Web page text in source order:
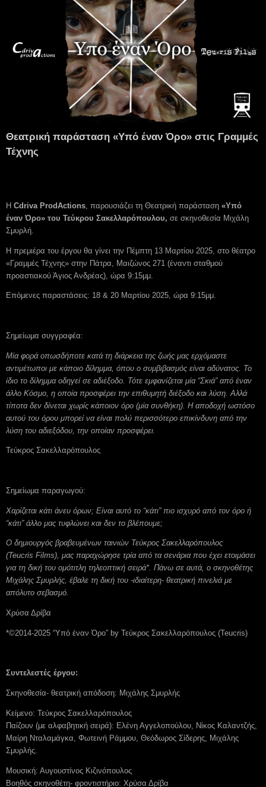
Θεατρική παράσταση «Υπό έναν Όρο» στις Γραμμές
Τέχνης
Η Cdriva ProdActions , παρουσιάζει τη Θεατρική παράσταση «Υπό
έναν Όρο» του Τεύκρου Σακελλαρόπουλου, σε σκηνοθεσία Μιχάλη
Σμυρλή.
Η πρεμιέρα του έργου θα γίνει την Πέμπτη 13 Μαρτίου 2025, στο θέατρο
«Γραμμές Τέχνης» στην Πάτρα, Μαιζώνος 271 (έναντι σταθμού
προαστιακού Άγιος Ανδρέας), ώρα 9:15μμ.
Επόμενες παραστάσεις: 18 & 20 Μαρτίου 2025, ώρα 9:15μμ.
Σημείωμα συγγραφέα:
Μία φορά οπωσδήποτε κατά τη διάρκεια της ζωής μας ερχόμαστε
αντιμέτωποι με κάποιο δίλημμα, όπου ο συμβιβασμός είναι αδύνατος. Το
ίδιο το δίλημμα οδηγεί σε αδιέξοδο. Τότε εμφανίζεται μία “Σκιά” από έναν
άλλο Κόσμο, η οποία προσφέρει την επιθυμητή διέξοδο και λύση. Αλλά
τίποτα δεν δίνεται χωρίς κάποιον όρο (μία συνθήκη). Η αποδοχή ωστόσο
αυτού του όρου μπορεί να είναι πολύ περισσότερο επικίνδυνη από την
λύση του αδιεξόδου, την οποίαν προσφέρει.
Τεύκρος Σακελλαρόπουλος
Σημείωμα παραγωγού:
Χαρίζεται κάτι άνευ όρων; Είναι αυτό το “κάτι” πιο ισχυρό από τον όρο ή
“κάτι” άλλο μας τυφλώνει και δεν το βλέπουμε;
Ο δημιουργός βραβευμένων ταινιών Τεύκρος Σακελλαρόπουλος
(Teucris Films), μας παραχώρησε τρία από τα σενάρια που έχει ετοιμάσει
για τη δική του ομότιτλη τηλεοπτική σειρά*. Πάνω σε αυτά, ο σκηνοθέτης
Μιχάλης Σμυρλής, έβαλε τη δική του -ιδιαίτερη- θεατρική πινελιά με
απόλυτο σεβασμό.
Χρύσα Δρίβα
*©2014-2025 “Υπό έναν Όρο” by Τεύκρος Σακελλαρόπουλος (Teucris)
Συντελεστές έργου:
Σκηνοθεσία- θεατρική απόδοση: Μιχάλης Σμυρλής
Κείμενο: Τεύκρος Σακελλαρόπουλος
Παίζουν (με αλφαβητική σειρά): Ελένη Αγγελοπούλου, Νίκος Καλαντζής,
Μαίρη Νταλαμάγκα, Φωτεινή Ράμμου, Θεόδωρος Σίδερης, Μιχάλης
Σμυρλής.
Μουσική: Αυγουστίνος Κιζινόπουλος
Βοηθός σκηνοθέτη- φροντιστήριο: Χρύσα Δρίβα